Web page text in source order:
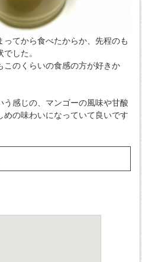
ってから食べたからか、先程のも
した。
このくらいの食感の方が好きか
感じの、マンゴーの風味や甘酸
めの味わいになっていて良いです